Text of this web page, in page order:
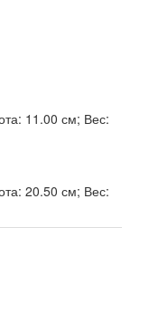
11.00 см; Вес:
20.50 см; Вес: